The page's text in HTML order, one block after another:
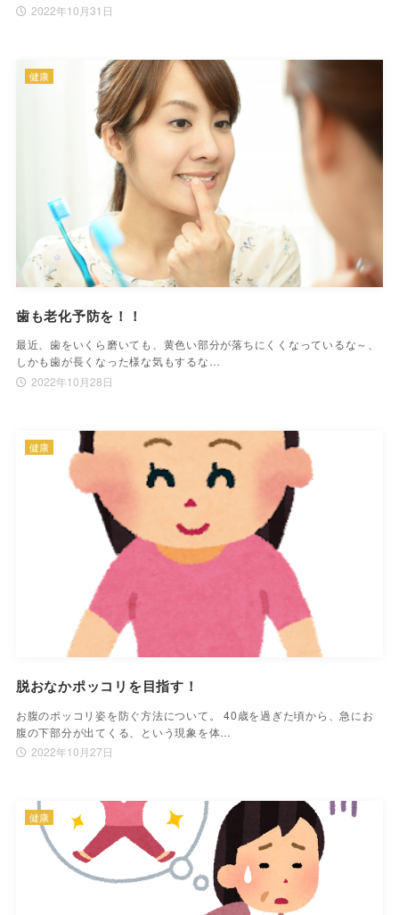
2022年10月31日
歯も老化予防を！！
最近、歯をいくら磨いても、黄色い部分が落ちにくくなっているな～、
しかも歯が長くなった様な気もするな…
2022年10月28日
健康
脱おなかポッコリを目指す！
お腹のポッコリ姿を防ぐ方法について。 40歳を過ぎた頃から、急にお
腹の下部分が出てくる、という現象を体…
2022年10月27日
健康
健康